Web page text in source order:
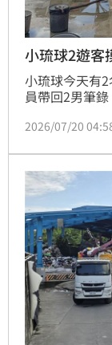
小琉球2遊
小琉球今天有
員帶回2男筆
幣30萬元。
2026/07/20